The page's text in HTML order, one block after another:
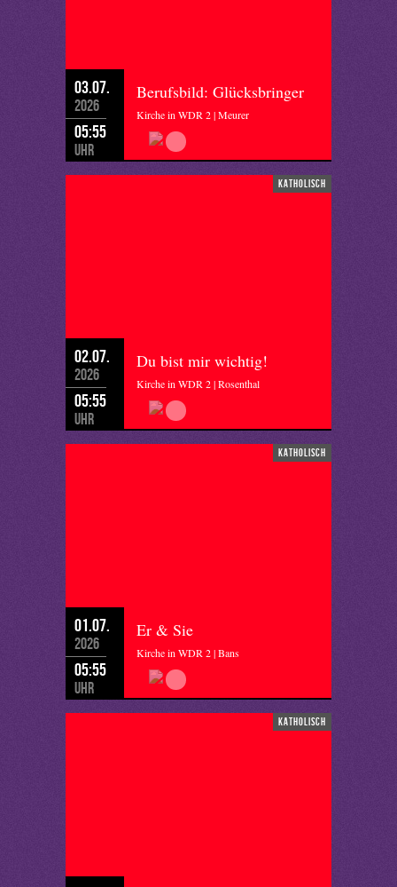
03.07.
2026
05:55
Uhr
Berufsbild: Glücksbringer
Kirche in WDR 2 | Meurer
katholisch
02.07.
2026
05:55
Uhr
Du bist mir wichtig!
Kirche in WDR 2 | Rosenthal
katholisch
01.07.
2026
05:55
Uhr
Er & Sie
Kirche in WDR 2 | Bans
katholisch